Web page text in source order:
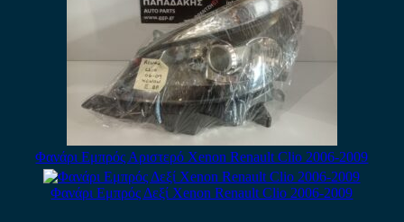
Φανάρι Εμπρός Αριστερό Xenon Renault Clio 2006-2009
Φανάρι Εμπρός Δεξί Xenon Renault Clio 2006-2009